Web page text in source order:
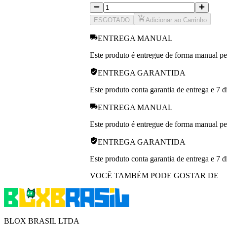
ESGOTADO Adicionar ao Carrinho
ENTREGA MANUAL
Este produto é entregue de forma manual
ENTREGA GARANTIDA
Este produto conta garantia de entrega e 7
ENTREGA MANUAL
Este produto é entregue de forma manual
ENTREGA GARANTIDA
Este produto conta garantia de entrega e 7
VOCÊ TAMBÉM PODE GOSTAR DE
BLOX BRASIL LTDA